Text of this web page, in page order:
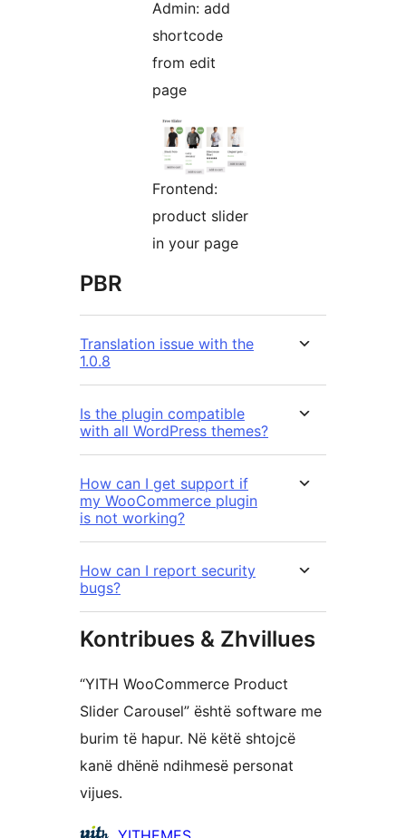
Admin: add
shortcode
from edit
page
Frontend:
product slider
in your page
PBR
Translation issue with the
1.0.8
Is the plugin compatible
with all WordPress themes?
How can I get support if
my WooCommerce plugin
is not working?
How can I report security
bugs?
Kontribues & Zhvillues
“YITH WooCommerce Product
Slider Carousel” është software me
burim të hapur. Në këtë shtojcë
kanë dhënë ndihmesë personat
vijues.
Kontribues